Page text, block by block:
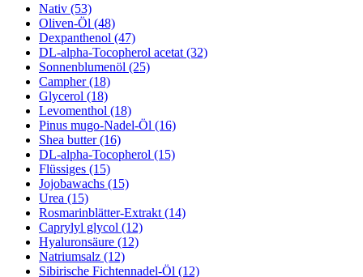
Nativ (53)
Oliven-Öl (48)
Dexpanthenol (47)
DL-alpha-Tocopherol acetat (32)
Sonnenblumenöl (25)
Campher (18)
Glycerol (18)
Levomenthol (18)
Pinus mugo-Nadel-Öl (16)
Shea butter (16)
DL-alpha-Tocopherol (15)
Flüssiges (15)
Jojobawachs (15)
Urea (15)
Rosmarinblätter-Extrakt (14)
Caprylyl glycol (12)
Hyaluronsäure (12)
Natriumsalz (12)
Sibirische Fichtennadel-Öl (12)